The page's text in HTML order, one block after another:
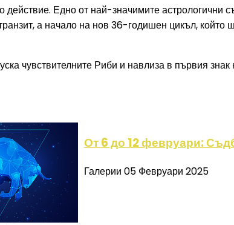
действие. Едно от най-значимите
а начало на нов 36-годишен цикъл, който
чувствителните Риби и навлиза в първия
От 6 до 12 февруари:
Галерии 05 Февруари 2025